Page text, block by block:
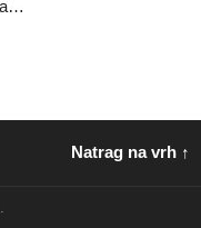
Natrag na vrh ↑
.